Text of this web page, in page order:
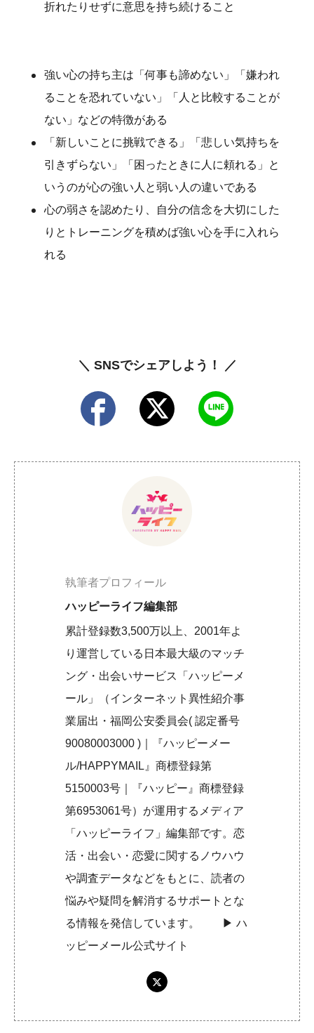
折れたりせずに意思を持ち続けること
強い心の持ち主は「何事も諦めない」「嫌われ
ることを恐れていない」「人と比較することが
ない」などの特徴がある
「新しいことに挑戦できる」「悲しい気持ちを
引きずらない」「困ったときに人に頼れる」と
いうのが心の強い人と弱い人の違いである
心の弱さを認めたり、自分の信念を大切にした
りとトレーニングを積めば強い心を手に入れら
れる
＼ SNSでシェアしよう！ ／
執筆者プロフィール
ハッピーライフ編集部
累計登録数3,500万以上、2001年よ
り運営している日本最大級のマッチ
ング・出会いサービス「ハッピーメ
ール」（インターネット異性紹介事
業届出・福岡公安委員会( 認定番号
90080003000 )｜『ハッピーメー
ル/HAPPYMAIL』商標登録第
5150003号｜『ハッピー』商標登録
第6953061号）が運用するメディア
「ハッピーライフ」編集部です。恋
活・出会い・恋愛に関するノウハウ
や調査データなどをもとに、読者の
悩みや疑問を解消するサポートとな
る情報を発信しています。 ▶︎ハ
ッピーメール公式サイト